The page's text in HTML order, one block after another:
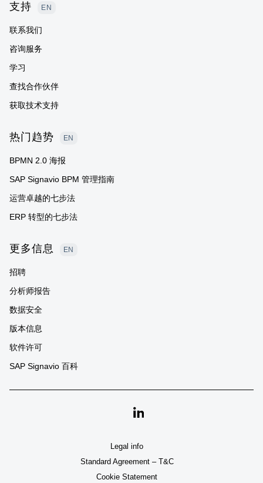
支持 EN
联系我们
咨询服务
学习
查找合作伙伴
获取技术支持
热门趋势 EN
BPMN 2.0 海报
SAP Signavio BPM 管理指南
运营卓越的七步法
ERP 转型的七步法
更多信息 EN
招聘
分析师报告
数据安全
版本信息
软件许可
SAP Signavio 百科
Linkedin
Legal info
Standard Agreement – T&C
Cookie Statement